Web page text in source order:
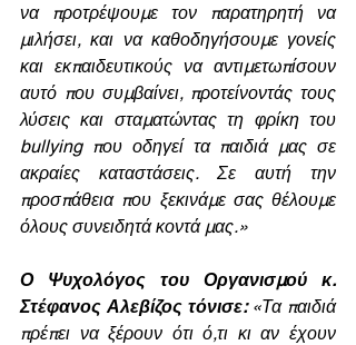
να προτρέψουμε τον παρατηρητή να
μιλήσει, και να καθοδηγήσουμε γονείς
και εκπαιδευτικούς να αντιμετωπίσουν
αυτό που συμβαίνει, προτείνοντάς τους
λύσεις και σταματώντας τη φρίκη του
bullying που οδηγεί τα παιδιά μας σε
ακραίες καταστάσεις. Σε αυτή την
προσπάθεια που ξεκινάμε σας θέλουμε
όλους συνειδητά κοντά μας.»
Ο Ψυχολόγος του Οργανισμού κ.
Στέφανος Αλεβίζος τόνισε: «Τα παιδιά
πρέπει να ξέρουν ότι ό,τι κι αν έχουν